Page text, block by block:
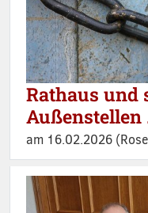
Rathaus und
Außenstellen
am 16.02.2026